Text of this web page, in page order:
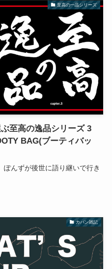
至高の一品シリーズ
至高の逸品シリーズ 3
BAG(ブーティバッ
ぽんずが後世に語り継いで行き
カバン雑記